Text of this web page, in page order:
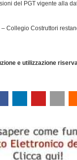
del PGT vigente alla
Collegio Costruttori
e utilizzazione